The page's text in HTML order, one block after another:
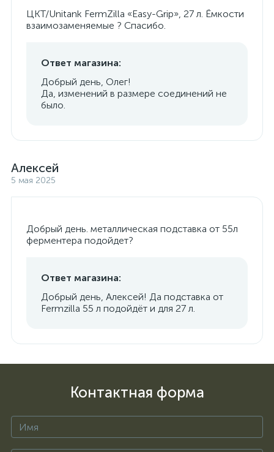
ЦКТ/Unitank FermZilla «Easy-Grip», 27 л. Ёмкости
взаимозаменяемые ? Спасибо.
Ответ магазина:
Добрый день, Олег!
Да, изменений в размере соединений не
было.
Алексей
5 мая 2025
Добрый день. металлическая подставка от 55л
ферментера подойдет?
Ответ магазина:
Добрый день, Алексей! Да подставка от
Fermzilla 55 л подойдёт и для 27 л.
Контактная форма